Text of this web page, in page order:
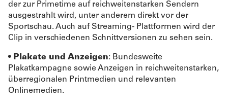
der zur Primetime auf reichweitenstarken Sendern
ausgestrahlt wird, unter anderem direkt vor der
Sportschau. Auch auf Streaming- Plattformen wird der
Clip in verschiedenen Schnittversionen zu sehen sein.
• Plakate und Anzeigen: Bundesweite
Plakatkampagne sowie Anzeigen in reichweitenstarken,
überregionalen Printmedien und relevanten
Onlinemedien.